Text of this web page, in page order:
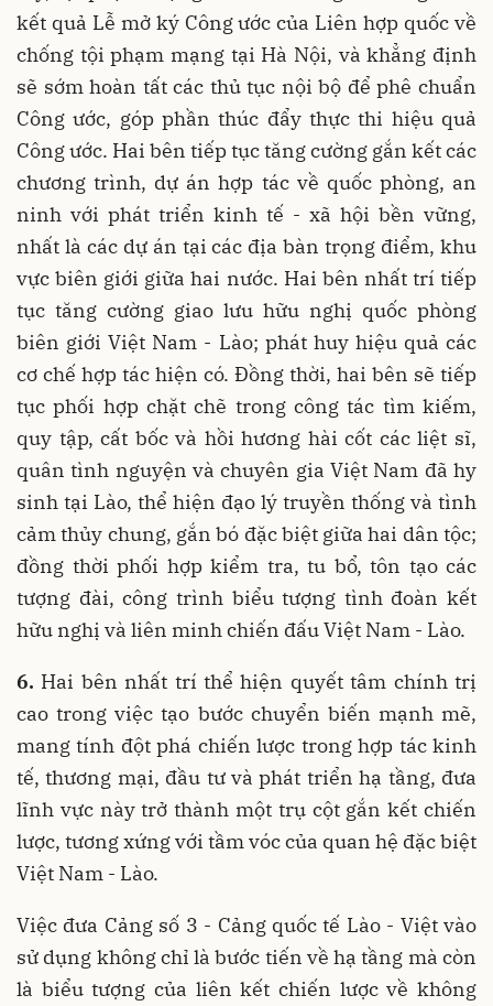
kết quả Lễ mở ký Công ước của Liên hợp quốc về
chống tội phạm mạng tại Hà Nội, và khẳng định
sẽ sớm hoàn tất các thủ tục nội bộ để phê chuẩn
Công ước, góp phần thúc đẩy thực thi hiệu quả
Công ước. Hai bên tiếp tục tăng cường gắn kết các
chương trình, dự án hợp tác về quốc phòng, an
ninh với phát triển kinh tế - xã hội bền vững,
nhất là các dự án tại các địa bàn trọng điểm, khu
vực biên giới giữa hai nước. Hai bên nhất trí tiếp
tục tăng cường giao lưu hữu nghị quốc phòng
biên giới Việt Nam - Lào; phát huy hiệu quả các
cơ chế hợp tác hiện có. Đồng thời, hai bên sẽ tiếp
tục phối hợp chặt chẽ trong công tác tìm kiếm,
quy tập, cất bốc và hồi hương hài cốt các liệt sĩ,
quân tình nguyện và chuyên gia Việt Nam đã hy
sinh tại Lào, thể hiện đạo lý truyền thống và tình
cảm thủy chung, gắn bó đặc biệt giữa hai dân tộc;
đồng thời phối hợp kiểm tra, tu bổ, tôn tạo các
tượng đài, công trình biểu tượng tình đoàn kết
hữu nghị và liên minh chiến đấu Việt Nam - Lào.
6. Hai bên nhất trí thể hiện quyết tâm chính trị
cao trong việc tạo bước chuyển biến mạnh mẽ,
mang tính đột phá chiến lược trong hợp tác kinh
tế, thương mại, đầu tư và phát triển hạ tầng, đưa
lĩnh vực này trở thành một trụ cột gắn kết chiến
lược, tương xứng với tầm vóc của quan hệ đặc biệt
Việt Nam - Lào.
Việc đưa Cảng số 3 - Cảng quốc tế Lào - Việt vào
sử dụng không chỉ là bước tiến về hạ tầng mà còn
là biểu tượng của liên kết chiến lược về không